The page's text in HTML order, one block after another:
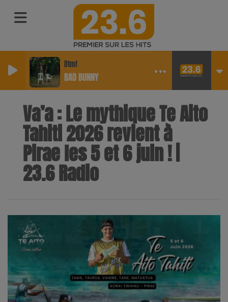
Dtmf
BAD BUNNY
Va’a : Le mythique Te Aito
Tahiti 2026 revient à
Pirae les 5 et 6 juin ! |
23.6 Radio